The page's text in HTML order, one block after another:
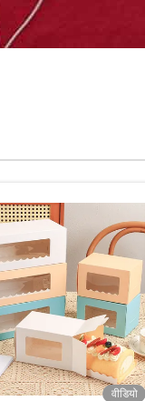
वीडियो